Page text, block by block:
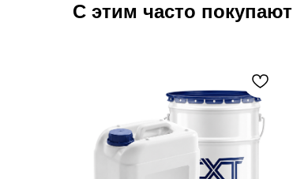
С этим часто покупают